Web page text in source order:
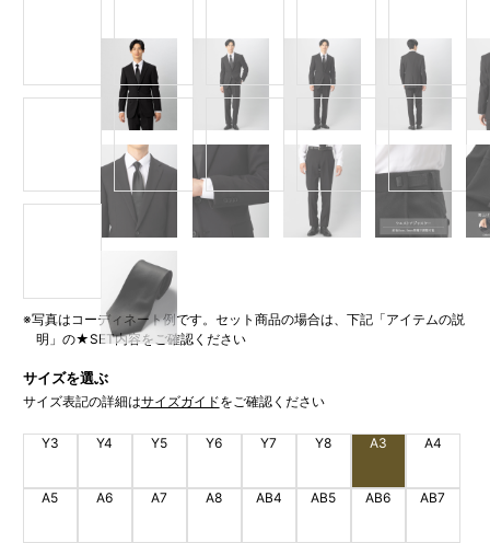
※写真はコーディネート例です。セット商品の場合は、下記「アイテムの説
明」の★SET内容をご確認ください
サイズを選ぶ
サイズ表記の詳細はサイズガイドをご確認ください
Y3 Y4 Y5 Y6 Y7 Y8 A3 A4
A5 A6 A7 A8 AB4 AB5 AB6 AB7